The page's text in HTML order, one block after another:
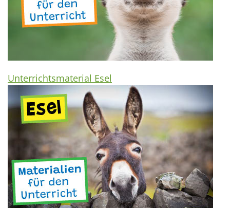
Unterrichtsmaterial Esel